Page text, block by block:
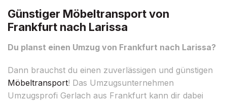
Günstiger Möbeltransport von
Frankfurt nach Larissa
Du planst einen Umzug von Frankfurt nach Larissa?
Dann brauchst du einen zuverlässigen und günstigen
Möbeltransport! Das Umzugsunternehmen
Umzugsprofi Gerlach aus Frankfurt kann dir dabei